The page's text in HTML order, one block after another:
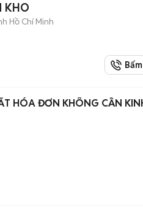
KHO
Hồ Chí Minh
Bấm
HÓA ĐƠN KHÔNG CẦN